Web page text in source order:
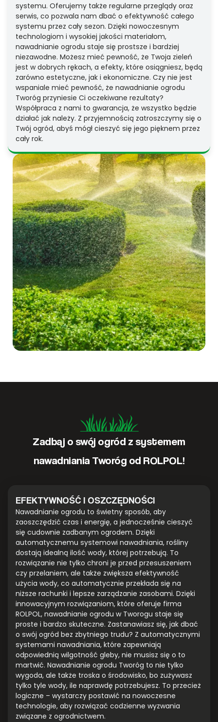
systemu. Oferujemy także regularne przeglądy oraz
serwis, co pozwala nam dbać o efektywność całego
systemu przez cały sezon. Dzięki nowoczesnym
technologiom i wysokiej jakości materiałom,
nawadnianie ogrodu staje się prostsze i bardziej
niezawodne. Możesz mieć pewność, że Twoja zieleń
jest w dobrych rękach, a efekty, które osiągniesz, będą
zarówno estetyczne, jak i ekonomiczne. Czy nie jest
wspaniale mieć pewność, że nawadnianie ogrodu
Tworóg przyniesie Ci oczekiwane rezultaty?
Współpraca z nami to gwarancja, że wszystko będzie
działać jak należy. Z przyjemnością zatroszczymy się o
Twój ogród, abyś mógł cieszyć się jego pięknem przez
cały rok.
Zadbaj o swój ogród z systemem
nawadniania Tworóg od ROLPOL!
EFEKTYWNOŚĆ I OSZCZĘDNOŚCI
Nawadnianie ogrodu to świetny sposób, aby
zaoszczędzić czas i energię, a jednocześnie cieszyć
się cudownie zadbanym ogrodem. Dzięki
automatycznemu systemowi nawadniania, rośliny
dostają idealną ilość wody, której potrzebują. To
rozwiązanie nie tylko chroni je przed przesuszeniem
czy przelaniem, ale także zwiększa efektywność
użycia wody, co automatycznie przekłada się na
niższe rachunki i lepsze zarządzanie zasobami. Dzięki
innowacyjnym rozwiązaniom, które oferuje firma
ROLPOL, nawadnianie ogrodu w Tworogu staje się
proste i bardzo skuteczne. Zastanawiasz się, jak dbać
o swój ogród bez zbytniego trudu? Z automatycznymi
systemami nawadniania, które zapewniają
odpowiednią wilgotność gleby, nie musisz się o to
martwić. Nawadnianie ogrodu Tworóg to nie tylko
wygoda, ale także troska o środowisko, bo zużywasz
tylko tyle wody, ile naprawdę potrzebujesz. To przecież
logiczne – wystarczy postawić na nowoczesne
technologie, aby rozwiązać codzienne wyzwania
związane z ogrodnictwem.